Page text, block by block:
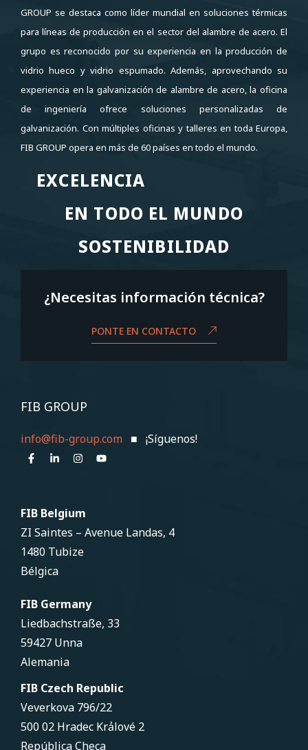
GROUP se destaca como líder mundial en soluciones térmicas
para líneas de producción en el sector del alambre de acero. El
grupo es reconocido por su experiencia en la producción de
vidrio hueco y vidrio espumado. Además, aprovechando su
experiencia en la galvanización de alambre de acero, la oficina
de ingeniería ofrece soluciones personalizadas de
galvanización. Con múltiples oficinas y talleres en toda Europa,
FIB GROUP opera en más de 60 países en todo el mundo.
EXCELENCIA
EXCELENCIA
EN TODO EL MUNDO
EN TODO EL MUNDO
SOSTENIBILIDAD
SOSTENIBILIDAD
¿Necesitas información técnica?
PONTE EN CONTACTO
FIB GROUP
info@fib-group.com ■ ¡Síguenos!
FIB Belgium
ZI Saintes – Avenue Landas, 4
1480 Tubize
Bélgica
FIB Germany
Liedbachstraße, 33
59427 Unna
Alemania
FIB Czech Republic
Veverkova 796/22
500 02 Hradec Krảlové 2
República Checa